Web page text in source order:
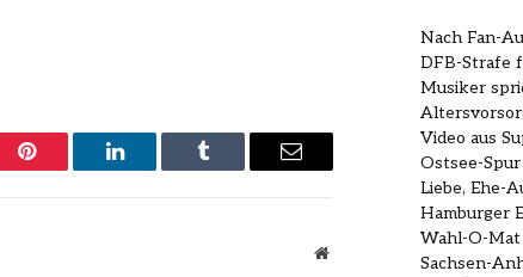
Pinterest LinkedIn Tumblr Email
Website
Nach Fan-
DFB-Strafe
Musiker
Video aus
Ostsee-Spur
Liebe, Ehe-
Hamburger
Wahl-O-
Sachsen-